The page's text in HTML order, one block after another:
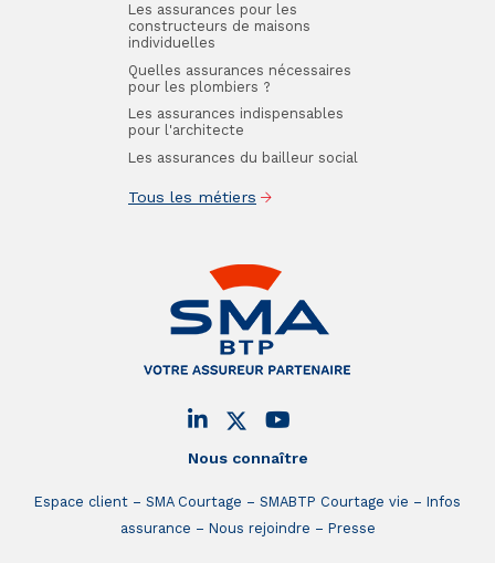
Nous connaître
Espace client SMA Courtage SMABTP Courtage vie
Infos
assurance
Nous rejoindre Presse
Les assurances pour les
constructeurs de maisons
individuelles
Quelles assurances nécessaires
pour les plombiers ?
Les assurances indispensables
pour l'architecte
Les assurances du bailleur social
Tous les métiers